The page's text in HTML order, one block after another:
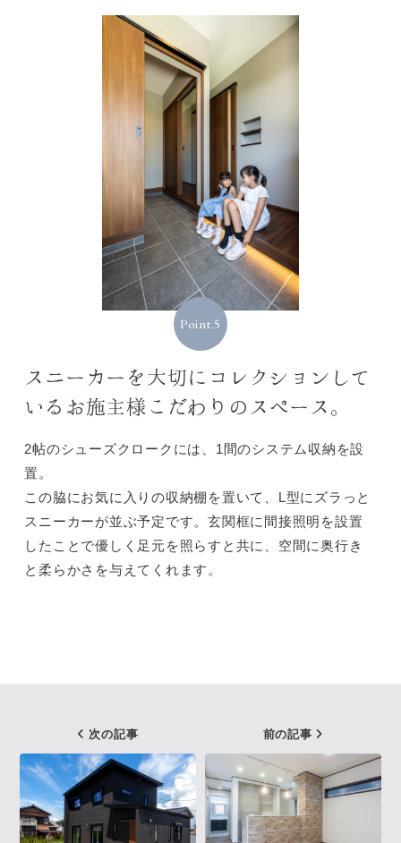
Point.5
スニーカーを大切にコレクションして
いるお施主様こだわりのスペース。
2帖のシューズクロークには、1間のシステム収納を設
置。
この脇にお気に入りの収納棚を置いて、L型にズラっと
スニーカーが並ぶ予定です。玄関框に間接照明を設置
したことで優しく足元を照らすと共に、空間に奥行き
と柔らかさを与えてくれます。
次の記事 前の記事